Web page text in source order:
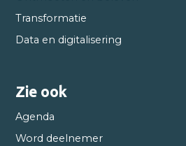
Transformatie
Data en digitalisering
Zie ook
Agenda
Word deelnemer